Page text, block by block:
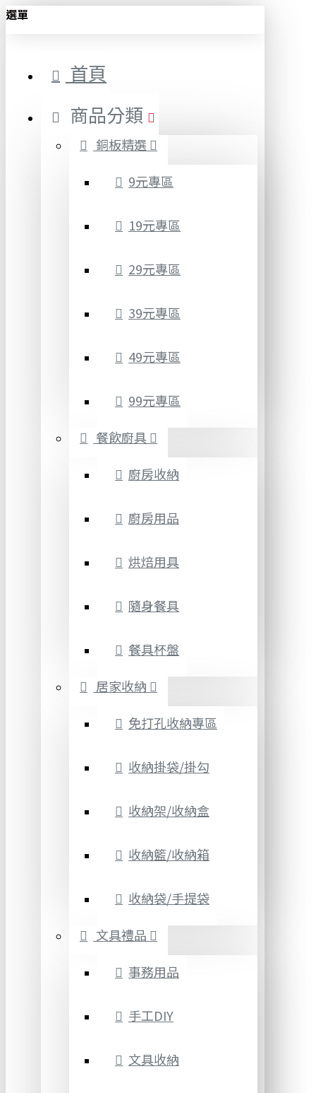
選單
首頁
商品分類
銅板精選
9元專區
19元專區
29元專區
39元專區
49元專區
99元專區
餐飲廚具
廚房收納
廚房用品
烘焙用具
隨身餐具
餐具杯盤
居家收納
免打孔收納專區
收納掛袋/掛勾
收納架/收納盒
收納籃/收納箱
收納袋/手提袋
文具禮品
事務用品
手工DIY
文具收納